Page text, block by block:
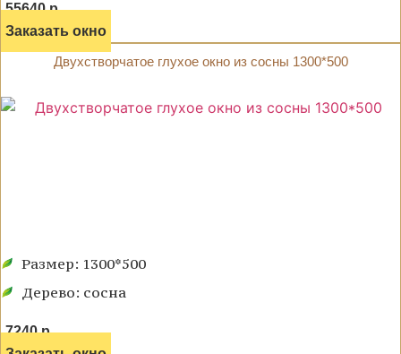
55640 р.
Заказать окно
Двухстворчатое глухое окно из сосны 1300*500
Размер: 1300*500
Дерево: сосна
7240 р.